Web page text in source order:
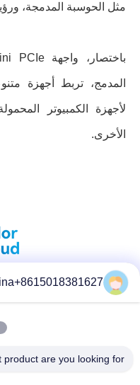
مثل الحوسبة المدمجة،
المدمج، تربط أجهزة
لأجهزة الكمبيوتر
الأخرى.
are you looking for?